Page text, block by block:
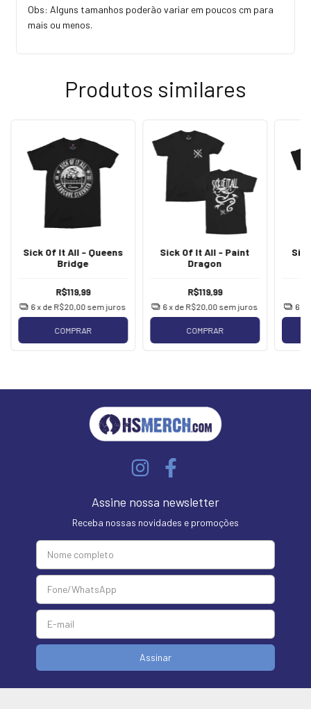
Obs: Alguns tamanhos poderão variar em poucos cm para
mais ou menos.
Produtos similares
Sick Of It All - Queens
Bridge
R$119,99
6x de R$20,00 sem juros
COMPRAR
Sick Of It All - Paint
Dragon
R$119,99
6 x de R$20,00 sem juros
COMPRAR
6
Assine nossa newsletter
Receba nossas novidades e promoções